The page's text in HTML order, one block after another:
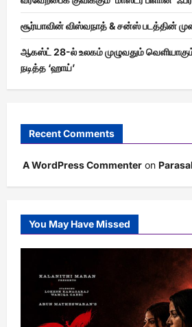
சூர்யாவின் விஸ்வநாத் & சன்ஸ் படத்தின்
ஆகஸ்ட் 28-ல் உலகம் முழுவதும்
நடித்த ‘ஹாய்’
Recent Comments
A WordPress Commenter on
You May Have Missed